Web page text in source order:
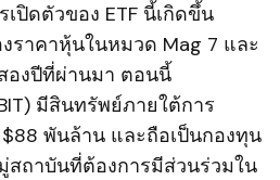
เปิดตัวของ ETF นี้เกิดขึ้น
ราคาหุ้นในหมวด Mag 7 และ
องปีที่ผ่านมา ตอนนี้
มีสินทรัพย์ภายใต้การ
พันล้าน และถือเป็นกองทุน
ถาบันที่ต้องการมีส่วนร่วมใน